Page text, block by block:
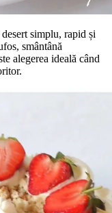
simplu, rapid și
smântână
alegerea ideală când